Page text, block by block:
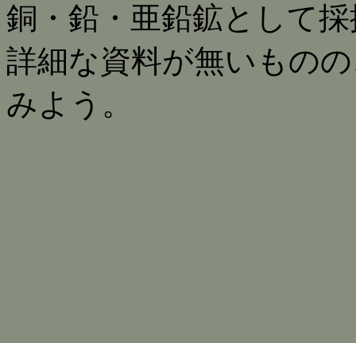
銅・鉛・亜鉛鉱として
詳細な資料が無いもの
みよう。